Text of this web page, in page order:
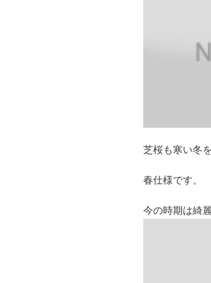
芝桜も寒い冬
春仕様です。
今の時期は綺